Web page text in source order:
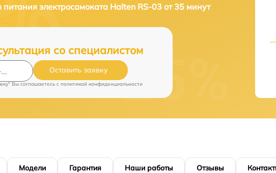
электросамоката Halten RS-03 от 35 минут
со специалистом
Оставить заявку
Вы соглашаетесь c политикой конфиденциальности
Модели Гарантия Наши работы Отзывы